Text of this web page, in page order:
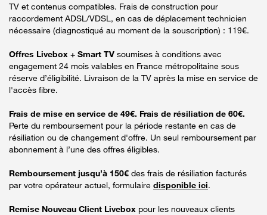
TV et contenus compatibles. Frais de construction pour
raccordement ADSL/VDSL, en cas de déplacement technicien
nécessaire (diagnostiqué au moment de la souscription) : 119€.
Offres Livebox + Smart TV soumises à conditions avec
engagement 24 mois valables en France métropolitaine sous
réserve d’éligibilité. Livraison de la TV après la mise en service de
l'accès fibre.
Frais de mise en service de 49€. Frais de résiliation de 60€.
Perte du remboursement pour la période restante en cas de
résiliation ou de changement d'offre. Un seul remboursement par
abonnement à l’une des offres éligibles.
Remboursement jusqu’à 150€ des frais de résiliation facturés
par votre opérateur actuel, formulaire disponible ici.
Remise Nouveau Client Livebox pour les nouveaux clients